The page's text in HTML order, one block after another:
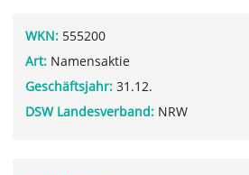
WKN: 555200
Art: Namensaktie
Geschäftsjahr: 31.12.
DSW Landesverband: NRW